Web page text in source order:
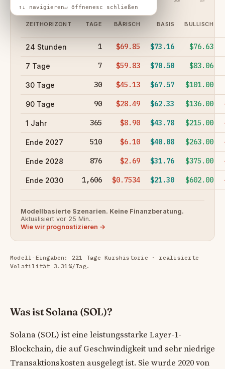
↑↓ navigieren↵ öffnenesc schließen
ZEITHORIZONT TAGE BÄRISCH BASIS BULLISCH
24 Stunden 1 $69.85 $73.16 $76.63
7 Tage 7 $59.83 $70.50 $83.06
30 Tage 30 $45.13 $67.57 $101.00
90 Tage 90 $28.49 $62.33 $136.00
1 Jahr 365 $8.90 $43.78 $215.00
Ende 2027 510 $6.10 $40.08 $263.00
Ende 2028 876 $2.69 $31.76 $375.00
Ende 2030 1,606 $0.7534 $21.30 $602.00
Modellbasierte Szenarien. Keine Finanzberatung.
Aktualisiert vor 25 Min..
Wie wir prognostizieren →
Modell-Eingaben: 221 Tage Kurshistorie · realisierte
Volatilität 3.31%/Tag.
Was ist Solana (SOL)?
Solana (SOL) ist eine leistungsstarke Layer-1-
Blockchain, die auf Geschwindigkeit und sehr niedrige
Transaktionskosten ausgelegt ist. Sie wurde 2020 von